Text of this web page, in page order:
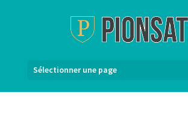
Sélectionner une page